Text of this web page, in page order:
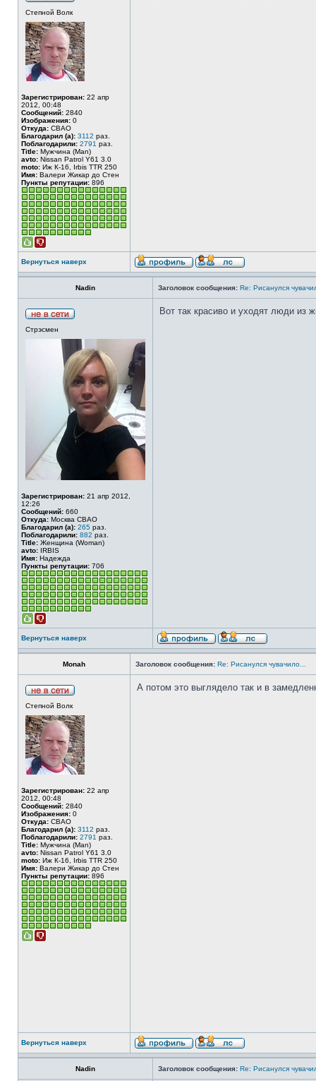
Степной Волк
Зарегистрирован: 22 апр
2012, 00:48
Сообщений: 2840
Изображения: 0
Откуда: СВАО
Благодарил (а): 3112 раз.
Поблагодарили: 2791 раз.
Title: Мужчина (Man)
avto: Nissan Patrol Y61 3.0
moto: Иж К-16, Irbis TTR 250
Имя: Валери Жикар до Стен
Пункты репутации: 896
Вернуться наверх
Nadin Заголовок сообщения: Re: Рисанулся
Стрэсмен
Зарегистрирован: 21 апр 2012,
12:26
Сообщений: 660
Откуда: Москва СВАО
Благодарил (а): 265 раз.
Поблагодарили: 882 раз.
Title: Женщина (Woman)
avto: IRBIS
Имя: Надежда
Пункты репутации: 706
Вот так красиво и уходят люди из
Вернуться наверх
Monah Заголовок сообщения: Re: Рисанулся чувачило...
Степной Волк
Зарегистрирован: 22 апр
2012, 00:48
Сообщений: 2840
Изображения: 0
Откуда: СВАО
Благодарил (а): 3112 раз.
Поблагодарили: 2791 раз.
Title: Мужчина (Man)
avto: Nissan Patrol Y61 3.0
moto: Иж К-16, Irbis TTR 250
Имя: Валери Жикар до Стен
Пункты репутации: 896
А потом это выглядело так и в
Вернуться наверх
Nadin Заголовок сообщения: Re: Рисанулся